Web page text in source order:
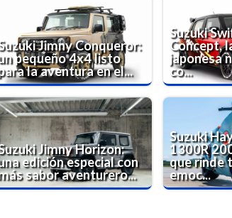
Suzuki Jimny Conqueror:
un pequeño 4x4 listo
para la aventura en el...
Suzuki
Concept,
japonesa
co...
Jimny Horizon:
edición especial con
sabor aventurero...
Suzuki
1300R
que rinde
emoc...